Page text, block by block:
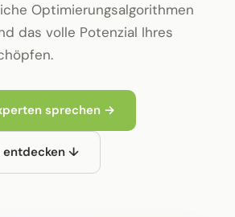
Optimierungsalgorithmen
das volle Potenzial Ihres
sprechen →
entdecken ↓